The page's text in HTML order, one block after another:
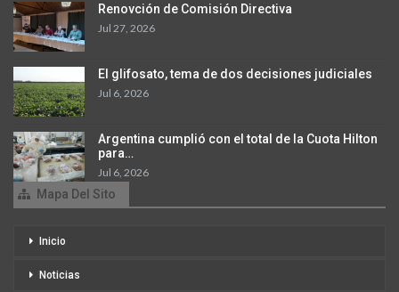
Renovción de Comisión Directiva
Jul 27, 2026
El glifosato, tema de dos decisiones judiciales
Jul 6, 2026
Argentina cumplió con el total de la Cuota Hilton
para…
Jul 6, 2026
Mapa Del Sito
Inicio
Noticias